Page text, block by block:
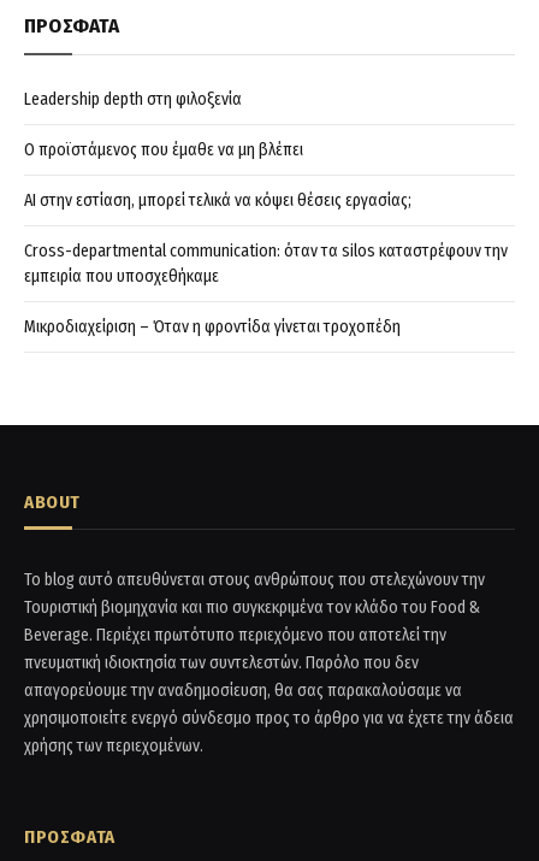
ΠΡΟΣΦΑΤΑ
Leadership depth στη φιλοξενία
Ο προϊστάμενος που έμαθε να μη βλέπει
AI στην εστίαση, μπορεί τελικά να κόψει θέσεις εργασίας;
Cross-departmental communication: όταν τα silos καταστρέφουν την
εμπειρία που υποσχεθήκαμε
Μικροδιαχείριση – Όταν η φροντίδα γίνεται τροχοπέδη
ABOUT
Το blog αυτό απευθύνεται στους ανθρώπους που στελεχώνουν την
Τουριστική βιομηχανία και πιο συγκεκριμένα τον κλάδο του Food &
Beverage. Περιέχει πρωτότυπο περιεχόμενο που αποτελεί την
πνευματική ιδιοκτησία των συντελεστών. Παρόλο που δεν
απαγορεύουμε την αναδημοσίευση, θα σας παρακαλούσαμε να
χρησιμοποιείτε ενεργό σύνδεσμο προς το άρθρο για να έχετε την άδεια
χρήσης των περιεχομένων.
ΠΡΟΣΦΑΤΑ